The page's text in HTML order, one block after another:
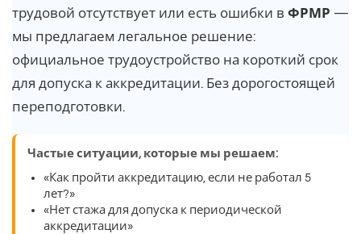
трудовой отсутствует или есть ошибки в ФРМР —
мы предлагаем легальное решение:
официальное трудоустройство на короткий срок
для допуска к аккредитации. Без дорогостоящей
переподготовки.
Частые ситуации, которые мы решаем:
«Как пройти аккредитацию, если не работал 5
лет?»
«Нет стажа для допуска к периодической
аккредитации»